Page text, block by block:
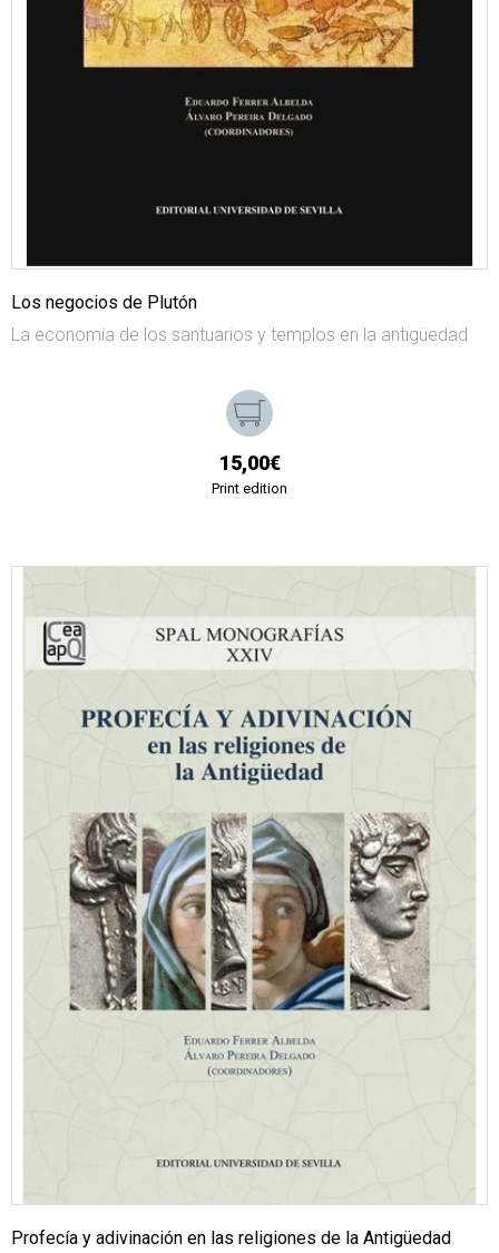
Los negocios de Plutón
La economía de los santuarios y templos en la antigüedad
15,00€
Print edition
Profecía y adivinación en las religiones de la Antigüedad